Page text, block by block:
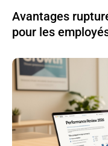
Avantages
pour les